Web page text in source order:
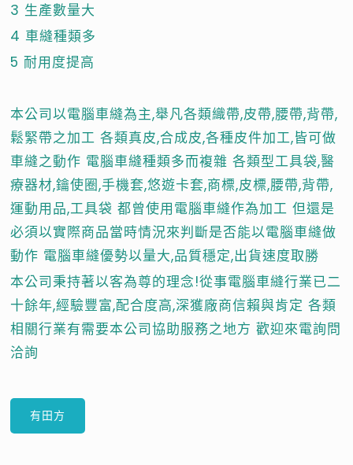
3 生產數量大
4 車縫種類多
5 耐用度提高
本公司以電腦車縫為主,舉凡各類織帶,皮帶,腰帶,背帶,
鬆緊帶之加工 各類真皮,合成皮,各種皮件加工,皆可做
車縫之動作 電腦車縫種類多而複雜 各類型工具袋,醫
療器材,鑰使圈,手機套,悠遊卡套,商標,皮標,腰帶,背帶,
運動用品,工具袋 都曾使用電腦車縫作為加工 但還是
必須以實際商品當時情況來判斷是否能以電腦車縫做
動作 電腦車縫優勢以量大,品質穩定,出貨速度取勝
本公司秉持著以客為尊的理念!從事電腦車縫行業已二
十餘年,經驗豐富,配合度高,深獲廠商信賴與肯定 各類
相關行業有需要本公司協助服務之地方 歡迎來電詢問
洽詢
有田方